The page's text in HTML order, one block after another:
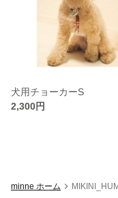
犬用チョーカーS
2,300円
minne ホーム